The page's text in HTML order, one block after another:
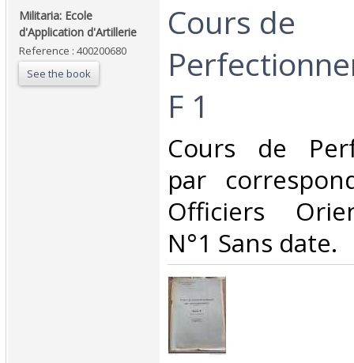
‎Militaria: Ecole
d'Application d'Artillerie‎
Reference : 400200680
See the book
‎Cours de
F 1‎
‎Cours de
par
Officiers
N°1 Sans date.‎